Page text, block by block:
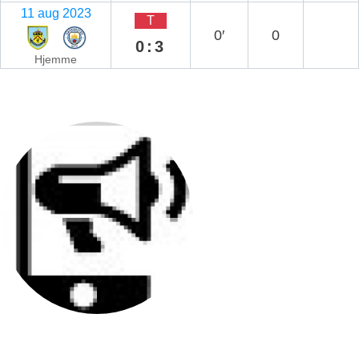
11 aug 2023
Hjemme
T
0:3
0′ 0